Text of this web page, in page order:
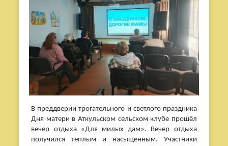
В преддверии трогательного и светлого праздника
Дня матери в Аткульском сельском клубе прошёл
вечер отдыха «Для милых дам». Вечер отдыха
получился тёплым и насыщенным. Участники